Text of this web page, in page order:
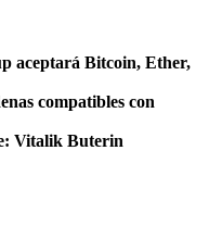
aceptará Bitcoin, Ether,
compatibles con
Vitalik Buterin